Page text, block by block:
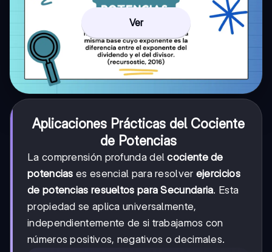
Ver
Aplicaciones Prácticas del Cociente
de Potencias
La comprensión profunda delcociente de
potencias es esencial para resolver ejercicios
de potencias resueltos para Secundaria. Esta
propiedad se aplica universalmente,
independientemente de si trabajamos con
números positivos, negativos o decimales.